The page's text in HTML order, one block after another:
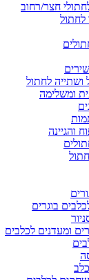
חצר/רחוב
לחתול
ושתייה לחתול
ומשלימה
והגיינה
בוגרים
ומעדנים לכלבים